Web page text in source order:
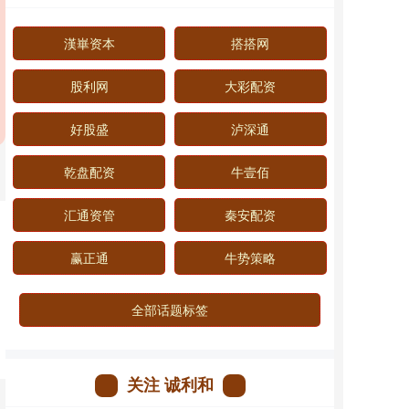
漢崋资本 搭搭网
股利网 大彩配资
好股盛 泸深通
乾盘配资 牛壹佰
汇通资管 秦安配资
赢正通 牛势策略
全部话题标签
关注 诚利和